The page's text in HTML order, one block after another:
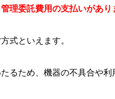
管理委託費用の支払いがあり
式といえます。
るため、機器の不具合や